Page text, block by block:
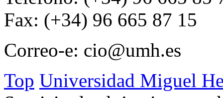
Fax: (+34) 96 665 87 15
Correo-e: cio@umh.es
Top Universidad Miguel